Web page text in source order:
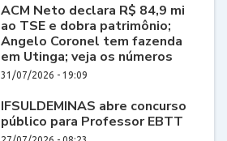
ACM Neto declara R$ 84,9 mi
ao TSE e dobra patrimônio;
Angelo Coronel tem fazenda
em Utinga; veja os números
31/07/2026 - 19:09
IFSULDEMINAS abre concurso
público para Professor EBTT